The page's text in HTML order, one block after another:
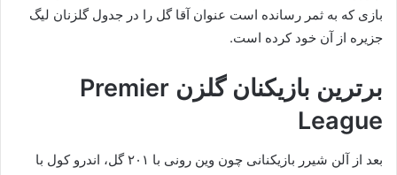
بازی که به ثمر رسانده است عنوان آقا گل را در جدول گلزنان لیگ
جزیره از آن خود کرده است.
برترین بازیکنان گلزن Premier
League
بعد از آلن شیرر بازیکنانی چون وین رونی با ۲۰۱ گل، اندرو کول با